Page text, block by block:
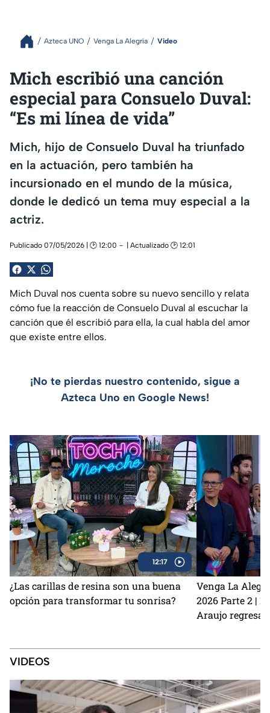
Azteca UNO Venga La Alegría Video
Mich escribió una canción
especial para Consuelo Duval:
“Es mi línea de vida”
Mich, hijo de Consuelo Duval ha triunfado
en la actuación, pero también ha
incursionado en el mundo de la música,
donde le dedicó un tema muy especial a la
actriz.
Publicado 07/05/2026 | 🕑 12:00 | Actualizado 🕑 12:01
Mich Duval nos cuenta sobre su nuevo sencillo y relata
cómo fue la reacción de Consuelo Duval al escuchar la
canción que él escribió para ella, la cual habla del amor
que existe entre ellos.
¡No te pierdas nuestro contenido, sigue a
Azteca Uno en Google News!
12:17
¿Las carillas de resina son una buena
opción para transformar tu sonrisa?
Venga La
2026 Parte 2 |
Araujo
VIDEOS